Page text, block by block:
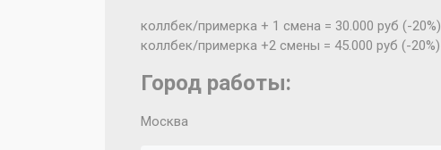
коллбек/примерка + 1 смена = 30.000 руб (-20%)
коллбек/примерка +2 смены = 45.000 руб (-20%)
Город работы:
Москва